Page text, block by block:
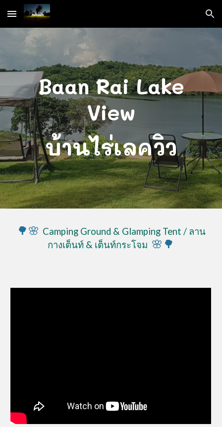
Skip to main content Skip to navigation
Baan Rai Lake
View
บ้านไร่เลควิว
🌳🌸 Camping Ground & Glamping Tent / ลาน
กางเต็นท์ & เต็นท์กระโจม 🌸 🌳